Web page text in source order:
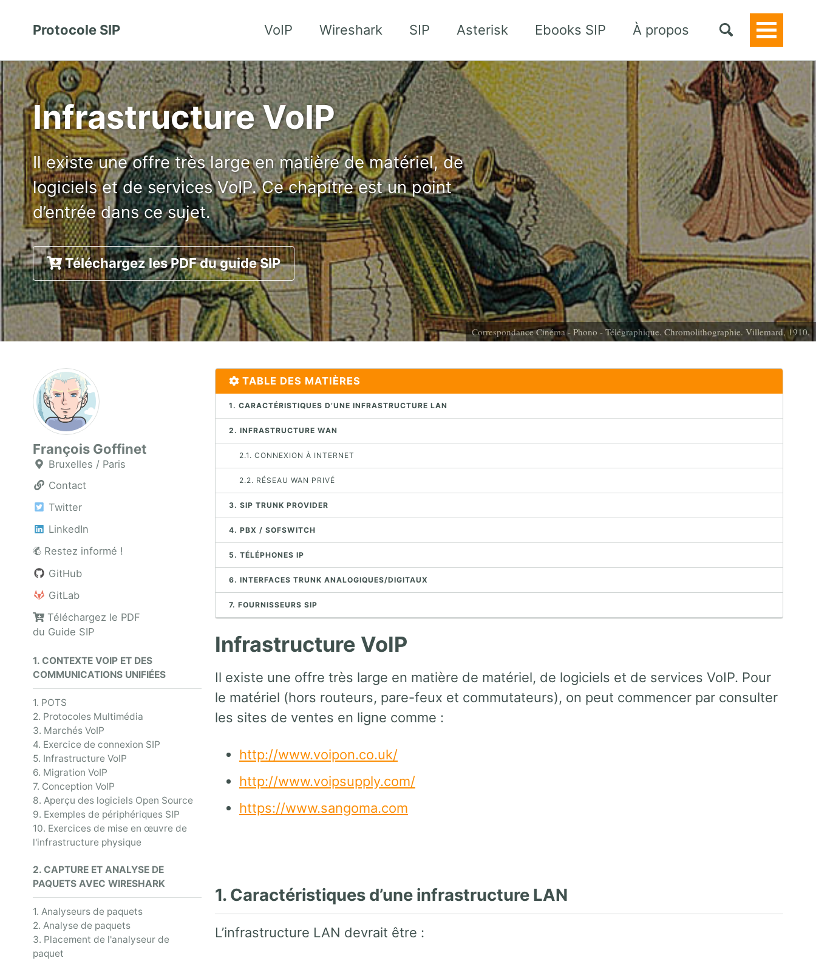
Protocole SIP VoIP Wireshark SIP Asterisk Ebooks SIP À propos
Toggle
Menu
Infrastructure VoIP
Il existe une offre très large en matière de matériel, de
logiciels et de services VoIP. Ce chapitre est un point
d’entrée dans ce sujet.
Téléchargez les PDF du guide SIP
Correspondance Cinéma - Phono - Télégraphique. Chromolithographie. Villemard, 1910.
François Goffinet
Bruxelles / Paris
Contact
Twitter
LinkedIn
Restez informé !
GitHub
GitLab
Téléchargez le PDF
du Guide SIP
1. CONTEXTE VOIP ET DES
COMMUNICATIONS UNIFIÉES
1. POTS
2. Protocoles Multimédia
3. Marchés VoIP
4. Exercice de connexion SIP
5. Infrastructure VoIP
6. Migration VoIP
7. Conception VoIP
8. Aperçu des logiciels Open Source
9. Exemples de périphériques SIP
10. Exercices de mise en œuvre de
l'infrastructure physique
2. CAPTURE ET ANALYSE DE
PAQUETS AVEC WIRESHARK
1. Analyseurs de paquets
2. Analyse de paquets
3. Placement de l'analyseur de
paquet
TABLE DES MATIÈRES
1. CARACTÉRISTIQUES D’UNE INFRASTRUCTURE LAN
2. INFRASTRUCTURE WAN
2.1. CONNEXION À INTERNET
2.2. RÉSEAU WAN PRIVÉ
3. SIP TRUNK PROVIDER
4. PBX / SOFSWITCH
5. TÉLÉPHONES IP
6. INTERFACES TRUNK ANALOGIQUES/DIGITAUX
7. FOURNISSEURS SIP
Infrastructure VoIP
Il existe une offre très large en matière de matériel, de logiciels et de services VoIP. Pour
le matériel (hors routeurs, pare-feux et commutateurs), on peut commencer par consulter
les sites de ventes en ligne comme :
http://www.voipon.co.uk/
http://www.voipsupply.com/
https://www.sangoma.com
1. Caractéristiques d’une infrastructure LAN
L’infrastructure LAN devrait être :